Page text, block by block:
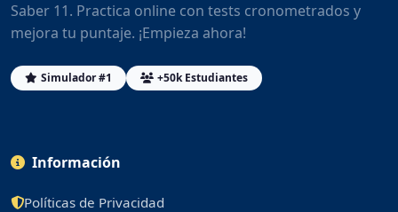
Saber 11. Practica online con tests cronometrados y
mejora tu puntaje. ¡Empieza ahora!
Simulador #1 +50k Estudiantes
Información
Políticas de Privacidad